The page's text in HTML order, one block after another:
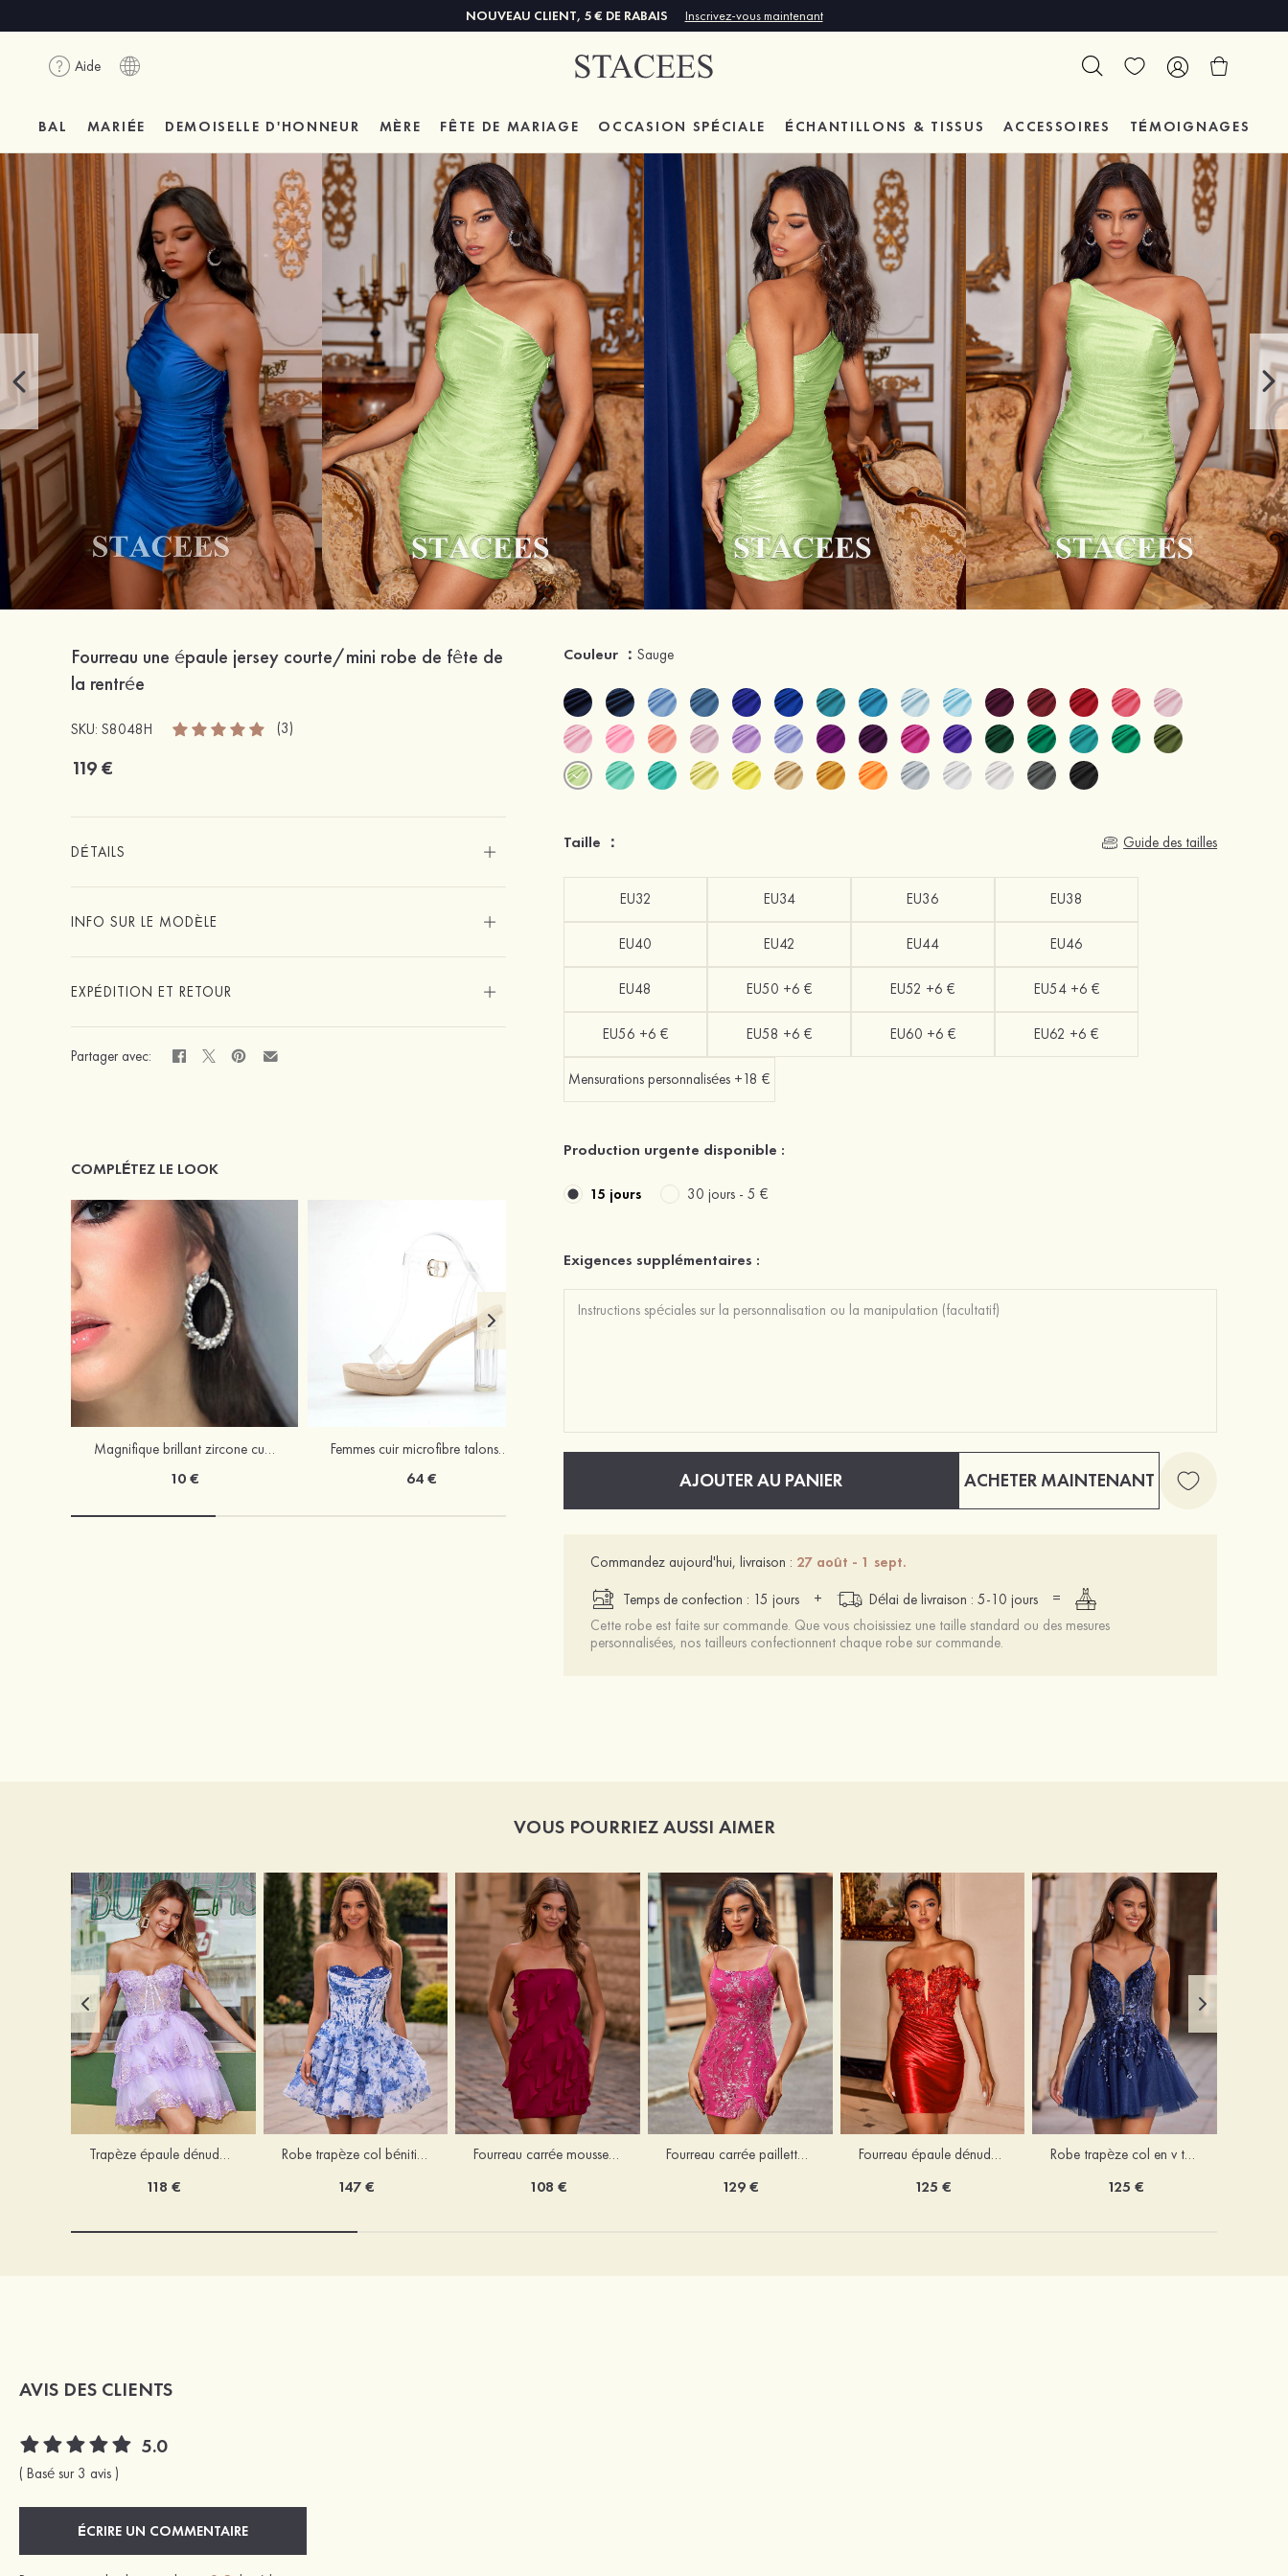
NOUVEAU CLIENT, 5 € DE RABAIS Inscrivez-vous maintenant
Aide
BAL MARIÉE DEMOISELLE D'HONNEUR MÈRE FÊTE DE MARIAGE OCCASION SPÉCIALE ÉCHANTILLONS & TISSUS ACCESSOIRES TÉMOIGNAGES
Fourreau une épaule jersey courte/mini robe de fête de
la rentrée
SKU: S8048H (3)
119 €
DÉTAILS
INFO SUR LE MODÈLE
EXPÉDITION ET RETOUR
Partager avec:
COMPLÉTEZ LE LOOK
Magnifique brillant zircone cubique strass boucles d'oreilles
10 €
Femmes cuir microfibre talons à bout ouvert talon bottier fête et soirée bal occasion spéciale mariage chaussures
64 €
Mariée onirique polyester soutien-gorge
Couleur ：Sauge
Taille ： Guide des tailles
EU32 EU34 EU36 EU38
EU40 EU42 EU44 EU46
EU48 EU50 +6 € EU52 +6 € EU54 +6 €
EU56 +6 € EU58 +6 € EU60 +6 € EU62 +6 €
Mensurations personnalisées +18 €
Production urgente disponible :
15 jours 30 jours -5 €
Exigences supplémentaires :
AJOUTER AU PANIER ACHETER MAINTENANT
Commandez aujourd'hui, livraison : 27 août - 1 sept.
Temps de confection : 15 jours
+ Délai de livraison : 5-10 jours
=
Cette robe est faite sur commande. Que vous choisissiez une taille standard ou des mesures
personnalisées, nos tailleurs confectionnent chaque robe sur commande.
VOUS POURRIEZ AUSSI AIMER
Trapèze épaule dénudée tulle courte/mini robe de fête de la rentrée avec paillettes
118 €
Robe trapèze col bénitier mousseline courte/mini robe de fête de la rentrée avec appliqué
147 €
Fourreau carrée mousseline courte/mini robe de fête de la rentré avec volants
108 €
Fourreau carrée paillettes courte/mini robe de fête de la rentrée
129 €
Fourreau épaule dénudée soie comme du satin courte/mini robe de fête de la rentrée
125 €
Robe trapèze col en v tulle courte/mini robe de fête de la rentrée avec poches paillettes
125 €
AVIS DES CLIENTS
5.0
( Basé sur 3 avis )
ÉCRIRE UN COMMENTAIRE